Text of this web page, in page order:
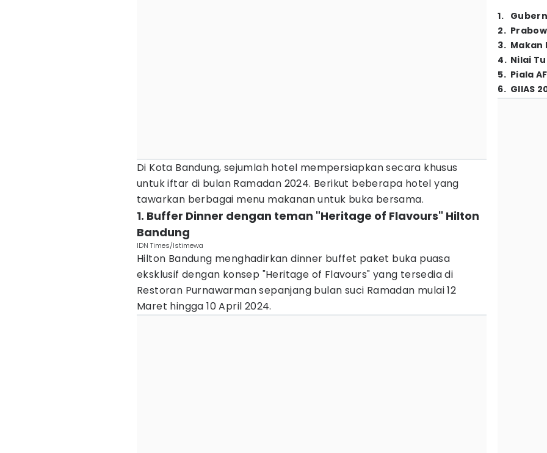
Di Kota Bandung, sejumlah hotel mempersiapkan secara khusus
untuk iftar di bulan Ramadan 2024. Berikut beberapa hotel yang
tawarkan berbagai menu makanan untuk buka bersama.
1. Buffer Dinner dengan teman "Heritage of Flavours" Hilton
Bandung
IDN Times/Istimewa
Hilton Bandung menghadirkan dinner buffet paket buka puasa
eksklusif dengan konsep "Heritage of Flavours" yang tersedia di
Restoran Purnawarman sepanjang bulan suci Ramadan mulai 12
Maret hingga 10 April 2024.
1.
2.
3. Makan
4. Nilai
5. Piala
6. GIIAS